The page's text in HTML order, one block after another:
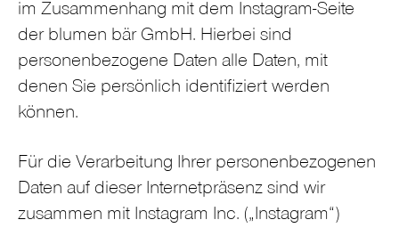
im Zusammenhang mit dem Instagram-Seite
der blumen bär GmbH. Hierbei sind
personenbezogene Daten alle Daten, mit
denen Sie persönlich identifiziert werden
können.
Für die Verarbeitung Ihrer personenbezogenen
Daten auf dieser Internetpräsenz sind wir
zusammen mit Instagram Inc. („Instagram“)